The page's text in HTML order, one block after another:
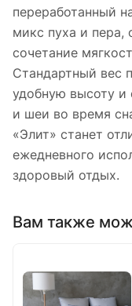
переработанный
микс пуха и пера,
сочетание
Стандартный вес
удобную высоту и
и шеи во время
«Элит» станет
ежедневного
здоровый отдых.
Вам также